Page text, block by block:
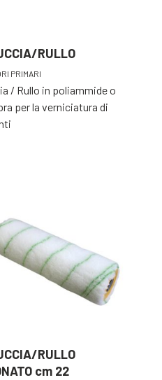
RULLO
PRIMARI
/ Rullo in poliammide o
per la verniciatura di
RULLO
cm 22